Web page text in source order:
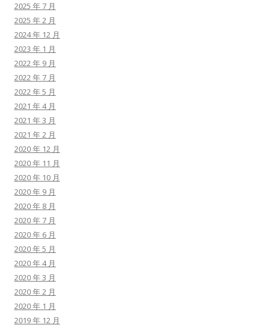
2025 年 7 月
2025 年 2 月
2024 年 12 月
2023 年 1 月
2022 年 9 月
2022 年 7 月
2022 年 5 月
2021 年 4 月
2021 年 3 月
2021 年 2 月
2020 年 12 月
2020 年 11 月
2020 年 10 月
2020 年 9 月
2020 年 8 月
2020 年 7 月
2020 年 6 月
2020 年 5 月
2020 年 4 月
2020 年 3 月
2020 年 2 月
2020 年 1 月
2019 年 12 月